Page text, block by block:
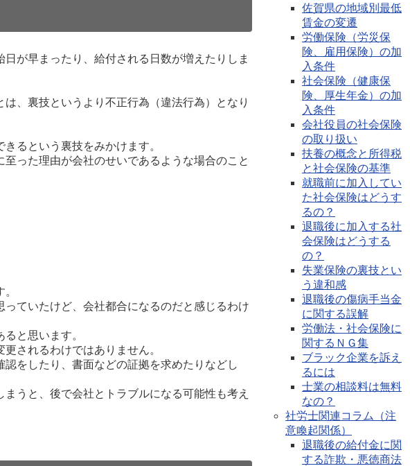
が早まったり、給付される日数が増えたりしま
、裏技というより不正行為（違法行為）となり
るという裏技をみかけます。
った理由が会社のせいであるような場合のこと
ていたけど、会社都合になるのだと感じるわけ
と思います。
されるわけではありません。
をしたり、書面などの証拠を求めたりなどし
うと、後で会社とトラブルになる可能性も考え
佐賀県の地域別最低
賃金の変遷
労働保険（労災保
険、雇用保険）の加
入条件
社会保険（健康保
険、厚生年金）の加
入条件
会社役員の社会保険
の取り扱い
扶養の概念と所得税
と社会保険の基準
就職前に加入してい
た社会保険はどうす
るの？
退職後に加入する社
会保険はどうする
の？
失業保険の裏技とい
う違和感
退職後の傷病手当金
に関する誤解
労働法・社会保険に
関するＮＧ集
ブラック企業を訴え
るには
士業の相談料は無料
なの？
社労士関連コラム（注
意喚起関係）
退職後の給付金に関
する詐欺・悪徳商法